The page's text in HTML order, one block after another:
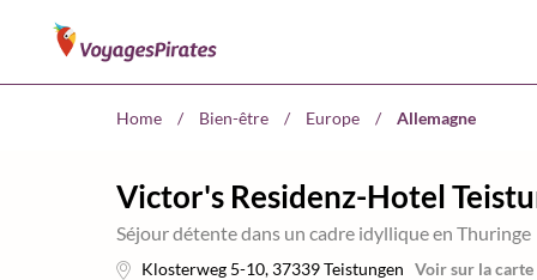
Home / Bien-être / Europe / Allemagne
Victor's Residenz-Hotel
Séjour détente dans un cadre idyllique en Thuringe
Klosterweg 5-10, 37339Teistungen Voir sur la carte